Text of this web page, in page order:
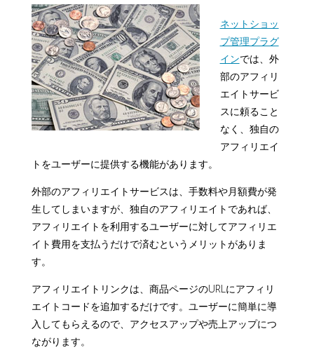
ネットショッ
プ管理プラグ
インでは、外
部のアフィリ
エイトサービ
スに頼ること
なく、独自の
アフィリエイ
トをユーザーに提供する機能があります。
外部のアフィリエイトサービスは、手数料や月額費が発
生してしまいますが、独自のアフィリエイトであれば、
アフィリエイトを利用するユーザーに対してアフィリエ
イト費用を支払うだけで済むというメリットがありま
す。
アフィリエイトリンクは、商品ページのURLにアフィリ
エイトコードを追加するだけです。ユーザーに簡単に導
入してもらえるので、アクセスアップや売上アップにつ
ながります。